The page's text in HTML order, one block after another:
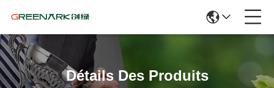
Détails Des Produits